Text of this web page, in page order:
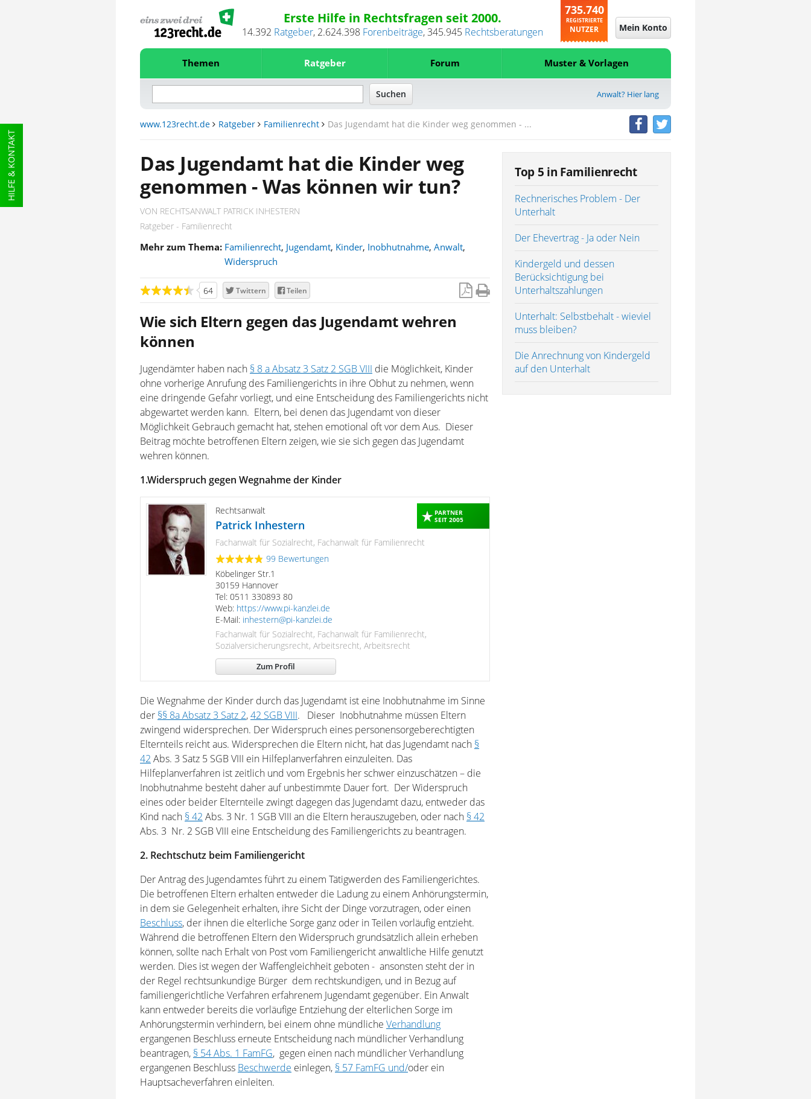
HILFE & KONTAKT
Erste Hilfe in Rechtsfragen seit 2000.
14.392 Ratgeber, 2.624.398 Forenbeiträge,345.945 Rechtsberatungen
735.740
REGISTRIERTE
NUTZER Mein Konto
Themen Ratgeber Forum Muster & Vorlagen
Anwalt? Hier lang
www.123recht.de Ratgeber Familienrecht Das Jugendamt hat die Kinder weg genommen - ...
Das Jugendamt hat die Kinder weg
genommen - Was können wir tun?
VON RECHTSANWALT PATRICK INHESTERN
Ratgeber - Familienrecht
Mehr zum Thema: Familienrecht, Jugendamt, Kinder, Inobhutnahme, Anwalt,
Widerspruch
64 Twittern Teilen
Wie sich Eltern gegen das Jugendamt wehren
können
Jugendämter haben nach § 8 a Absatz 3 Satz 2 SGB VIII die Möglichkeit, Kinder
ohne vorherige Anrufung des Familiengerichts in ihre Obhut zu nehmen, wenn
eine dringende Gefahr vorliegt, und eine Entscheidung des Familiengerichts nicht
abgewartet werden kann. Eltern, bei denen das Jugendamt von dieser
Möglichkeit Gebrauch gemacht hat, stehen emotional oft vor dem Aus. Dieser
Beitrag möchte betroffenen Eltern zeigen, wie sie sich gegen das Jugendamt
wehren können.
1.Widerspruch gegen Wegnahme der Kinder
PARTNER
SEIT 2005
Rechtsanwalt
Patrick Inhestern
Fachanwalt für Sozialrecht, Fachanwalt für Familienrecht
99 Bewertungen
Köbelinger Str.1
30159 Hannover
Tel: 0511 330893 80
Web: https://www.pi-kanzlei.de
E-Mail: inhestern@pi-kanzlei.de
Fachanwalt für Sozialrecht, Fachanwalt für Familienrecht,
Sozialversicherungsrecht, Arbeitsrecht, Arbeitsrecht
Zum Profil
Die Wegnahme der Kinder durch das Jugendamt ist eine Inobhutnahme im Sinne
der §§ 8a Absatz 3 Satz 2,42 SGB VIII. Dieser Inobhutnahme müssen Eltern
zwingend widersprechen. Der Widerspruch eines personensorgeberechtigten
Elternteils reicht aus. Widersprechen die Eltern nicht, hat das Jugendamt nach §
42 Abs. 3 Satz 5 SGB VIII ein Hilfeplanverfahren einzuleiten. Das
Hilfeplanverfahren ist zeitlich und vom Ergebnis her schwer einzuschätzen – die
Inobhutnahme besteht daher auf unbestimmte Dauer fort. Der Widerspruch
eines oder beider Elternteile zwingt dagegen das Jugendamt dazu, entweder das
Kind nach § 42 Abs. 3 Nr. 1 SGB VIII an die Eltern herauszugeben, oder nach § 42
Abs. 3 Nr. 2 SGB VIII eine Entscheidung des Familiengerichts zu beantragen.
2. Rechtschutz beim Familiengericht
Der Antrag des Jugendamtes führt zu einem Tätigwerden des Familiengerichtes.
Die betroffenen Eltern erhalten entweder die Ladung zu einem Anhörungstermin,
in dem sie Gelegenheit erhalten, ihre Sicht der Dinge vorzutragen, oder einen
Beschluss, der ihnen die elterliche Sorge ganz oder in Teilen vorläufig entzieht.
Während die betroffenen Eltern den Widerspruch grundsätzlich allein erheben
können, sollte nach Erhalt von Post vom Familiengericht anwaltliche Hilfe genutzt
werden. Dies ist wegen der Waffengleichheit geboten - ansonsten steht der in
der Regel rechtsunkundige Bürger dem rechtskundigen, und in Bezug auf
familiengerichtliche Verfahren erfahrenem Jugendamt gegenüber. Ein Anwalt
kann entweder bereits die vorläufige Entziehung der elterlichen Sorge im
Anhörungstermin verhindern, bei einem ohne mündliche Verhandlung
ergangenen Beschluss erneute Entscheidung nach mündlicher Verhandlung
beantragen, § 54 Abs. 1 FamFG, gegen einen nach mündlicher Verhandlung
ergangenen Beschluss Beschwerde einlegen, § 57 FamFG und/oder ein
Hauptsacheverfahren einleiten.
Top 5 in Familienrecht
Rechnerisches Problem - Der
Unterhalt
Der Ehevertrag - Ja oder Nein
Kindergeld und dessen
Berücksichtigung bei
Unterhaltszahlungen
Unterhalt: Selbstbehalt - wieviel
muss bleiben?
Die Anrechnung von Kindergeld
auf den Unterhalt